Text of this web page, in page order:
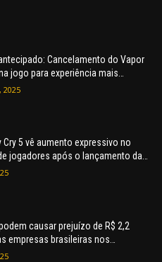
Cancelamento do Vapor
jogo para experiência mais
2025
Cry 5 vê aumento expressivo no
jogadores após o lançamento da
Netflix
causar prejuízo de R$ 2,2
empresas brasileiras nos
anos